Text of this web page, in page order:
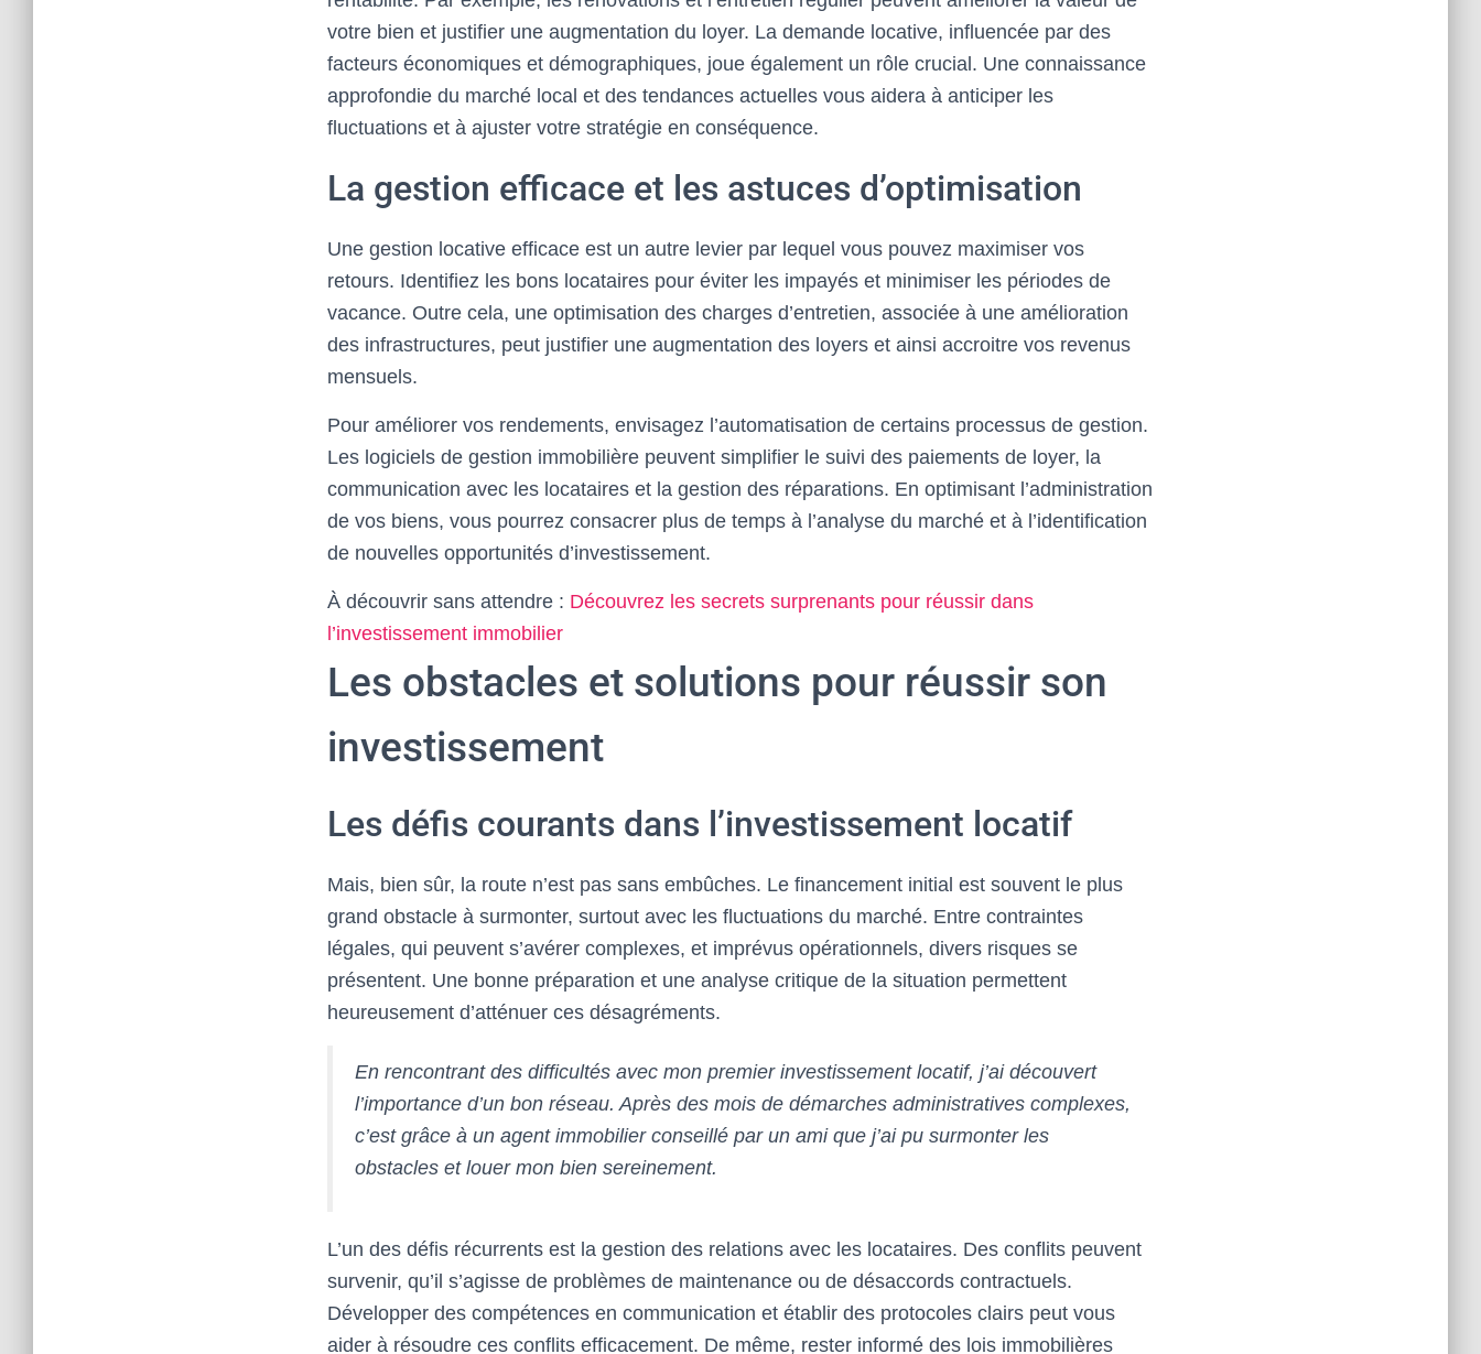
votre bien et justifier une augmentation du loyer. La demande locative, influencée par des
facteurs économiques et démographiques, joue également un rôle crucial. Une connaissance
approfondie du marché local et des tendances actuelles vous aidera à anticiper les
fluctuations et à ajuster votre stratégie en conséquence.
La gestion efficace et les astuces d’optimisation
Une gestion locative efficace est un autre levier par lequel vous pouvez maximiser vos
retours. Identifiez les bons locataires pour éviter les impayés et minimiser les périodes de
vacance. Outre cela, une optimisation des charges d’entretien, associée à une amélioration
des infrastructures, peut justifier une augmentation des loyers et ainsi accroitre vos revenus
mensuels.
Pour améliorer vos rendements, envisagez l’automatisation de certains processus de gestion.
Les logiciels de gestion immobilière peuvent simplifier le suivi des paiements de loyer, la
communication avec les locataires et la gestion des réparations. En optimisant l’administration
de vos biens, vous pourrez consacrer plus de temps à l’analyse du marché et à l’identification
de nouvelles opportunités d’investissement.
À découvrir sans attendre : Découvrez les secrets surprenants pour réussir dans
l’investissement immobilier
Les obstacles et solutions pour réussir son
investissement
Les défis courants dans l’investissement locatif
Mais, bien sûr, la route n’est pas sans embûches. Le financement initial est souvent le plus
grand obstacle à surmonter, surtout avec les fluctuations du marché. Entre contraintes
légales, qui peuvent s’avérer complexes, et imprévus opérationnels, divers risques se
présentent. Une bonne préparation et une analyse critique de la situation permettent
heureusement d’atténuer ces désagréments.
En rencontrant des difficultés avec mon premier investissement locatif, j’ai découvert
l’importance d’un bon réseau. Après des mois de démarches administratives complexes,
c’est grâce à un agent immobilier conseillé par un ami que j’ai pu surmonter les
obstacles et louer mon bien sereinement.
L’un des défis récurrents est la gestion des relations avec les locataires. Des conflits peuvent
survenir, qu’il s’agisse de problèmes de maintenance ou de désaccords contractuels.
Développer des compétences en communication et établir des protocoles clairs peut vous
aider à résoudre ces conflits efficacement. De même, rester informé des lois immobilières